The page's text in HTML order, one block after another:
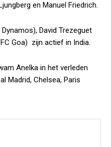
en Manuel Friedrich.
David Trezeguet
Goa) zijn actief in India.
Anelka in het verleden
Madrid, Chelsea, Paris